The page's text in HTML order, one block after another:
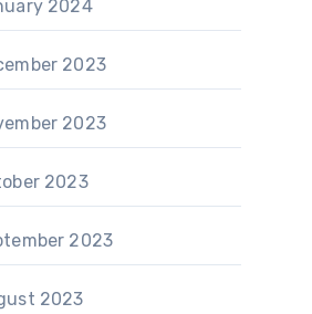
2024
2023
2023
2023
2023
2023